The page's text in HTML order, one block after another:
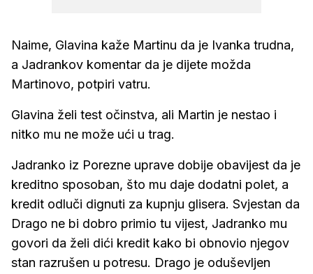
Naime, Glavina kaže Martinu da je Ivanka trudna,
a Jadrankov komentar da je dijete možda
Martinovo, potpiri vatru.
Glavina želi test očinstva, ali Martin je nestao i
nitko mu ne može ući u trag.
Jadranko iz Porezne uprave dobije obavijest da je
kreditno sposoban, što mu daje dodatni polet, a
kredit odluči dignuti za kupnju glisera. Svjestan da
Drago ne bi dobro primio tu vijest, Jadranko mu
govori da želi dići kredit kako bi obnovio njegov
stan razrušen u potresu. Drago je oduševljen